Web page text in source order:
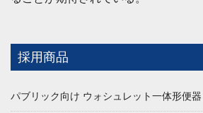
採用商品
パブリック向け ウォシュレット一体形便器